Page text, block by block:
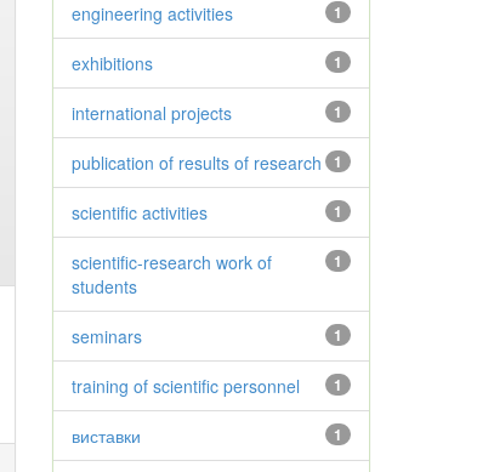
1
engineering activities
1
exhibitions
1
international projects
1
publication of results of research
1
scientific activities
1
scientific-research work of
students
1
seminars
1
training of scientific personnel
1
виставки